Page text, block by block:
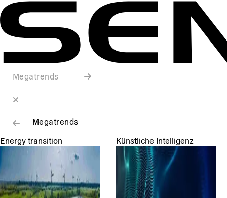
Megatrends
Megatrends
Energy transition
Künstliche Intelligenz